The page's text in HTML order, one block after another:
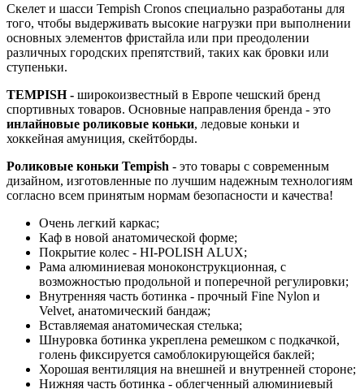
Скелет и шасси Tempish Cronos специально разработаны для
того, чтобы выдерживать высокие нагрузки при выполнении
основных элементов фристайла или при преодолении
различных городских препятствий, таких как бровки или
ступеньки.
TEMPISH - широкоизвестный в Европе чешский бренд
спортивных товаров. Основные направления бренда - это
инлайновые роликовые коньки, ледовые коньки и
хоккейная амуниция, скейтборды.
Роликовые коньки Tempish - это товары с современным
дизайном, изготовленные по лучшим надежным технологиям
согласно всем принятым нормам безопасности и качества!
Очень легкий каркас;
Каф в новой анатомической форме;
Покрытие колес - HI-POLISH ALUX;
Рама алюминиевая моноконструкционная, с
возможностью продольной и поперечной регулировки;
Внутренняя часть ботинка - прочный Fine Nylon и
Velvet, анатомический бандаж;
Вставляемая анатомическая стелька;
Шнуровка ботинка укреплена ремешком с подкачкой,
голень фиксируется самоблокирующейся баклей;
Хорошая вентиляция на внешней и внутренней стороне;
Нижняя часть ботинка - облегченный алюминиевый